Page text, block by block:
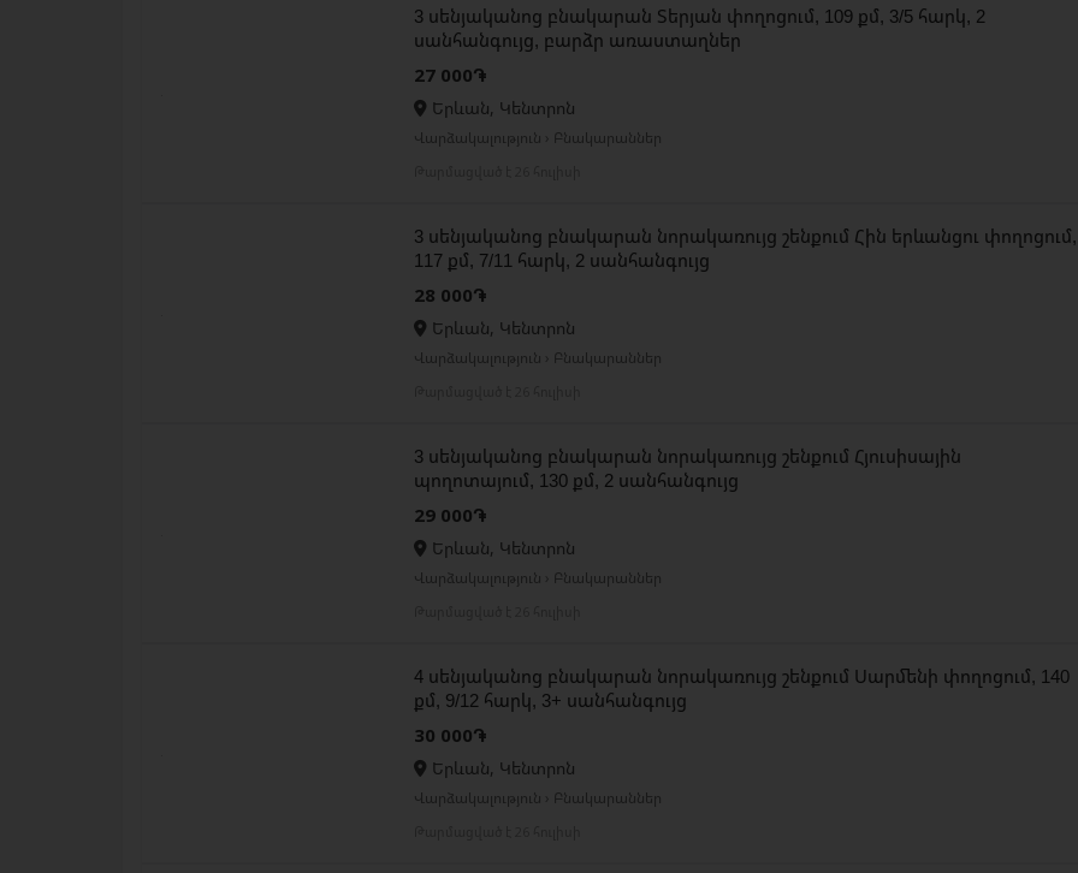
3 սենյականոց բնակարան Տերյան փողոցում, 109 քմ, 3/5 հարկ, 2
սանհանգույց, բարձր առաստաղներ
27 000֏
Երևան, Կենտրոն
Վարձակալություն › Բնակարաններ
3 սենյականոց բնակարան նորակառույց շենքում Հին երևանցու փողոցում,
117 քմ, 7/11 հարկ, 2 սանհանգույց
28 000֏
Երևան, Կենտրոն
Վարձակալություն › Բնակարաններ
3 սենյականոց բնակարան նորակառույց շենքում Հյուսիսային
պողոտայում, 130 քմ, 2 սանհանգույց
29 000֏
Երևան, Կենտրոն
Վարձակալություն › Բնակարաններ
4 սենյականոց բնակարան նորակառույց շենքում Սարմենի փողոցում, 140
քմ, 9/12 հարկ, 3+ սանհանգույց
30 000֏
Երևան, Կենտրոն
Վարձակալություն › Բնակարաններ